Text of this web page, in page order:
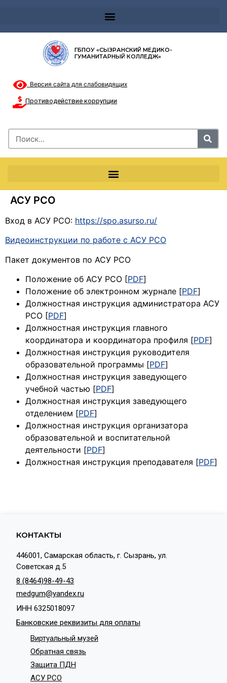
ГБПОУ «СЫЗРАНСКИЙ МЕДИКО-
ГУМАНИТАРНЫЙ КОЛЛЕДЖ»
Версия сайта для слабовидящих
Противодействие коррупции
АСУ РСО
Вход в АСУ РСО: https://spo.asurso.ru/
Видеоинструкции по работе с АСУ РСО
Пакет документов по АСУ РСО
Положение об АСУ РСО [PDF]
Положение об электронном журнале [PDF]
Должностная инструкция администратора АСУ
РСО [PDF]
Должностная инструкция главного
координатора и координатора профиля [PDF]
Должностная инструкция руководителя
образовательной программы [PDF]
Должностная инструкция заведующего
учебной частью [PDF]
Должностная инструкция заведующего
отделением [PDF]
Должностная инструкция организатора
образовательной и воспитательной
деятельности [PDF]
Должностная инструкция преподавателя [PDF]
КОНТАКТЫ
446001, Самарская область, г. Сызрань, ул.
Советская д.5
8 (8464)98-49-43
medgum@yandex.ru
ИНН 6325018097
Банковские реквизиты для оплаты
Виртуальный музей
Обратная связь
Защита ПДН
АСУ РСО